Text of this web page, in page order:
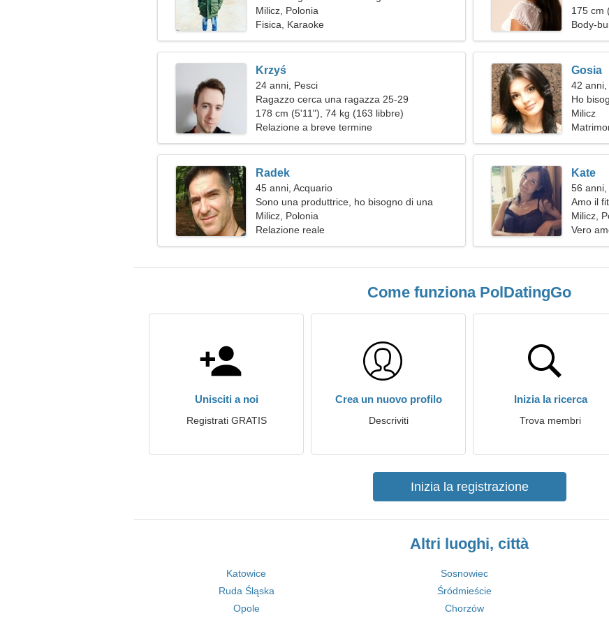
Milicz, Polonia
Fisica, Karaoke
175 cm
Body-
Krzyś
24 anni, Pesci
Ragazzo cerca una ragazza 25-29
178 cm (5'11"), 74 kg (163 libbre)
Relazione a breve termine
Gosia
42
Ho
Milicz
Radek
45 anni, Acquario
Sono una produttrice, ho bisogno di una
donna perfetta
Milicz, Polonia
Relazione reale
Kate
56
Amo il
Milicz,
Vero
Come funziona PolDatingGo
Unisciti a noi
Registrati GRATIS
Crea un nuovo profilo
Descriviti
Inizia la ricerca
Trova membri
Inizia la registrazione
Altri luoghi, città
Katowice Sosnowiec
Ruda Śląska
Śródmieście
Opole
Chorzów